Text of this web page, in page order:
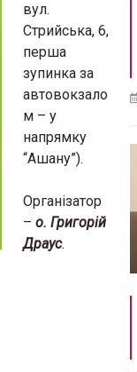
вул.
Стрийська, 6,
перша
зупинка за
автовокзало
м – у
напрямку
“Ашану”).
Організатор
– о. Григорій
Драус.